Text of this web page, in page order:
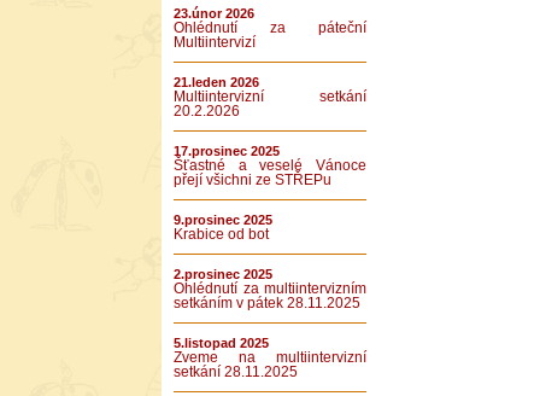
23.únor 2026
Ohlédnutí za páteční
Multiintervizí
21.leden 2026
Multiintervizní setkání
20.2.2026
17.prosinec 2025
Šťastné a veselé Vánoce
přejí všichni ze STŘEPu
9.prosinec 2025
Krabice od bot
2.prosinec 2025
Ohlédnutí za multiintervizním
setkáním v pátek 28.11.2025
5.listopad 2025
Zveme na multiintervizní
setkání 28.11.2025